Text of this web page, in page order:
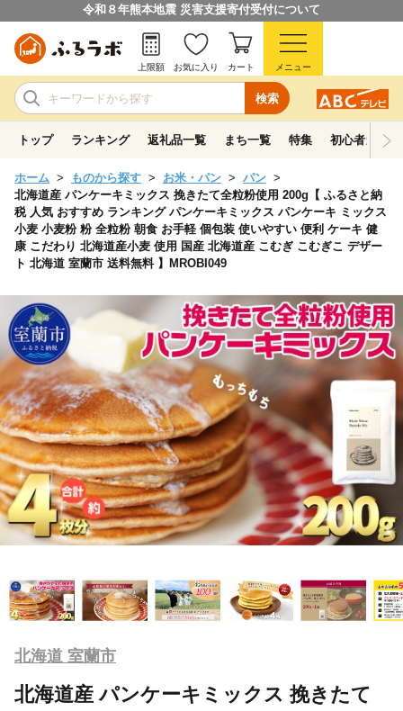
令和８年熊本地震 災害支援寄付受付について
検索
上限額 お気に入り カート メニュー
トップ ランキング 返礼品一覧 まち一覧 特集 初心者ガイド
ホーム ものから探す お米・パン
パン
北海道産 パンケーキミックス 挽きたて全粒粉使用 200g【 ふるさと納
税 人気 おすすめ ランキング パンケーキミックス パンケーキ ミックス
小麦 小麦粉 粉 全粒粉 朝食 お手軽 個包装 使いやすい 便利 ケーキ 健
康 こだわり 北海道産小麦 使用 国産 北海道産 こむぎ こむぎこ デザー
ト 北海道 室蘭市 送料無料 】MROBI049
北海道 室蘭市
北海道産 パンケーキミックス 挽きたて